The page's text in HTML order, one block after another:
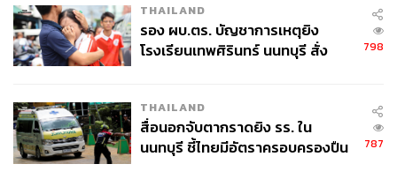
THAILAND
รอง ผบ.ตร. บัญชาการเหตุยิง
โรงเรียนเทพศิรินทร์ นนทบุรี สั่ง
798
THAILAND
สื่อนอกจับตากราดยิง รร. ใน
นนทบุรี ชี้ไทยมีอัตราครอบครองปืน
787